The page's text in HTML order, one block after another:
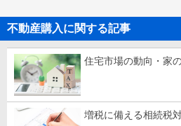
不動産購入に関する記事
住宅市場の動向・家
増税に備える相続税